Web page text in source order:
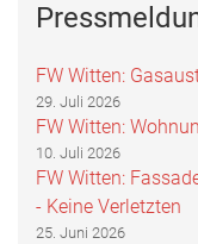
FW Witten:
29. Juli 2026
FW Witten:
10. Juli 2026
FW Witten:
- Keine Verletzten
25. Juni 2026